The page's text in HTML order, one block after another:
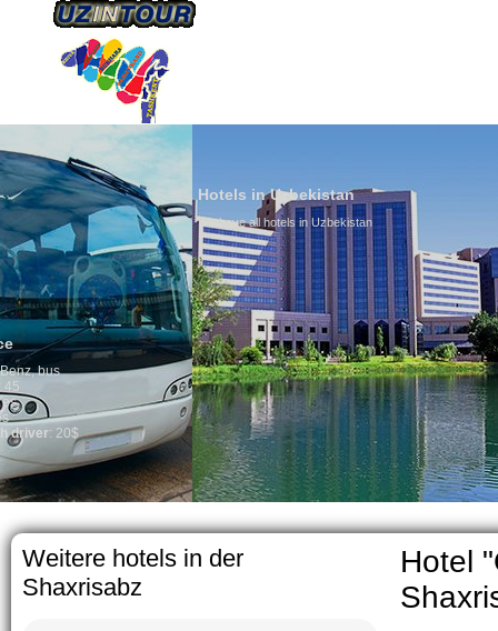
Hotels in Uzbekistan
We have all hotels in Uzbekistan
Culture of
By nature Uzbeks
is why migration
any influence on
general, the level
growth is very
marriages is
percentage of
in the world.
family is regarded
The usual Uzbek
rather big. On the
5-6 children.
Weitere hotels in der
Shaxrisabz
Hotel